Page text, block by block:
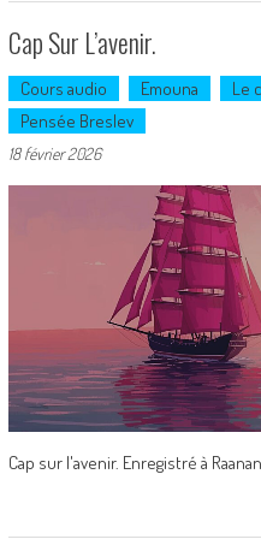
Cap Sur L’avenir.
Cours audio Emouna Le
Pensée Breslev
18 février 2026
Cap sur l'avenir. Enregistré à